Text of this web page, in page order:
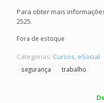
Para obter mais
2525.
Fora de estoque
Categorias: Cursos, eSocial
segurança
trabalho